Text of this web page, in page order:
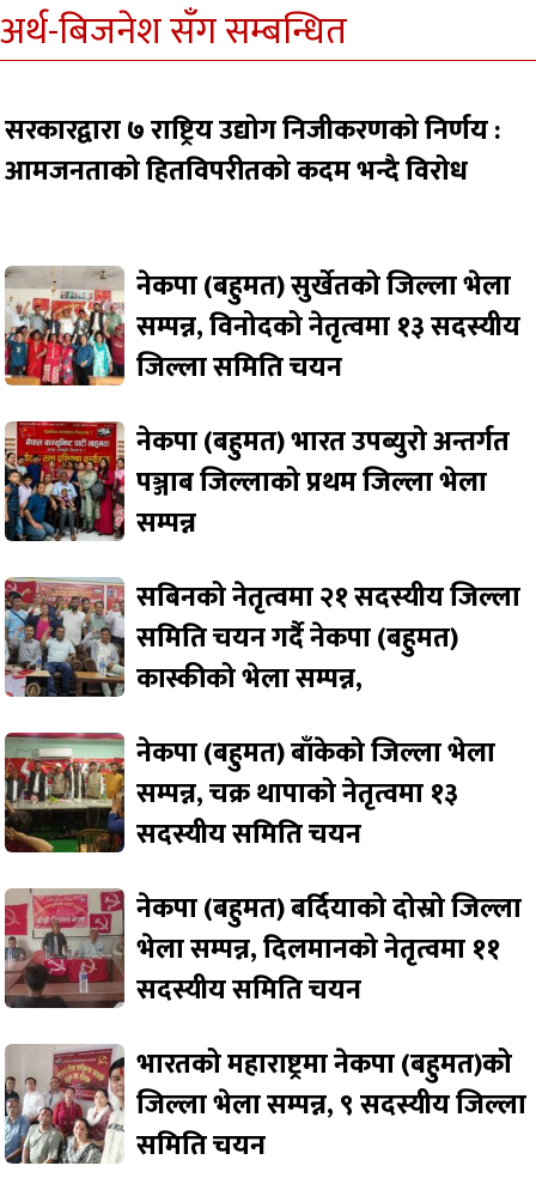
अर्थ-बिजनेश सँग सम्बन्धित
सरकारद्वारा ७ राष्ट्रिय उद्योग निजीकरणको निर्णय :
आमजनताको हितविपरीतको कदम भन्दै विरोध
नेकपा (बहुमत) सुर्खेतको जिल्ला भेला
सम्पन्न, विनोदको नेतृत्वमा १३ सदस्यीय
जिल्ला समिति चयन
नेकपा (बहुमत) भारत उपब्युरो अन्तर्गत
पञ्जाब जिल्लाको प्रथम जिल्ला भेला
सम्पन्न
सबिनको नेतृत्वमा २१ सदस्यीय जिल्ला
समिति चयन गर्दै नेकपा (बहुमत)
कास्कीको भेला सम्पन्न,
नेकपा (बहुमत) बाँकेको जिल्ला भेला
सम्पन्न, चक्र थापाको नेतृत्वमा १३
सदस्यीय समिति चयन
नेकपा (बहुमत) बर्दियाको दोस्रो जिल्ला
भेला सम्पन्न, दिलमानको नेतृत्वमा ११
सदस्यीय समिति चयन
भारतको महाराष्ट्रमा नेकपा (बहुमत)को
जिल्ला भेला सम्पन्न, ९ सदस्यीय जिल्ला
समिति चयन